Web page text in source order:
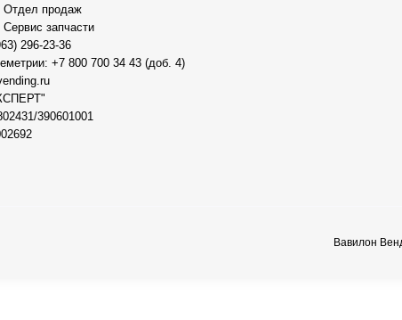
Отдел продаж
запчасти
296-23-36
+7 800 700 34 43 (доб. 4)
390601001
Вавилон